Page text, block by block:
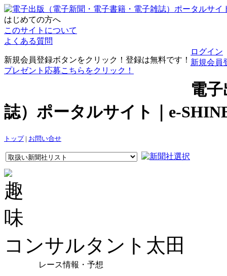
はじめての方へ
このサイトについて
よくある質問
新規会員登録ボタンをクリック！登録は無料です！
プレゼント応募こちらをクリック！
ログイン
新規会員
電
誌）ポータルサイト｜e-
トップ| お問い合せ
コンサルタント太田
レース情報・予想